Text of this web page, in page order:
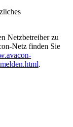
Netzbetreiber zu
Netz finden Sie
.